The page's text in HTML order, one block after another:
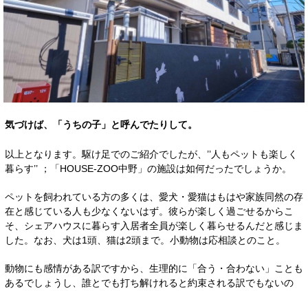
気づけば、「うちの子」と呼んでたりして。
以上となります。駆け足でのご紹介でしたが、’’人もペットも楽しく
暮らす’’ ；「HOUSE-ZOO中野」の施設は如何だったでしょうか。
ペットを飼われている方の多くは、愛犬・愛猫はもはや家族同然の存
在と感じている人も少なくないはず。彼らが楽しく過ごせるからこ
そ、シェアハウスに暮らす入居者全員が楽しく暮らせるんだと感じま
した。なお、犬は1頭、猫は2頭まで。小動物は応相談とのこと。
動物にも感情がある訳ですから、生理的に「合う・合わない」ことも
あるでしょうし、誰とでも打ち解けれると約束される訳でもないの